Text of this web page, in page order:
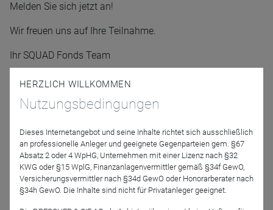
Melden Sie sich jetzt an!
Wir freuen uns auf Ihre Teilnahme.
Ihr SQUAD Fonds Team
Referenten
HERZLICH WILLKOMMEN
Nutzungsbedingungen
Dieses Internetangebot und seine Inhalte richtet sich ausschließlich
an professionelle Anleger und geeignete Gegenparteien gem. §67
Absatz 2 oder 4 WpHG, Unternehmen mit einer Lizenz nach §32
KWG oder §15 WplG, Finanzanlagenvermittler gemäß §34f GewO,
Versicherungsvermittler nach §34d GewO oder Honorarberater nach
§34h GewO. Die Inhalte sind nicht für Privatanleger geeignet.